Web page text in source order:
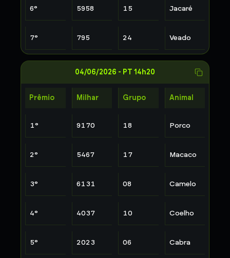
6° 5958 15 Jacaré
7° 795 24 Veado
04/06/2026 - PT 14h20
Prêmio Milhar Grupo Animal
1° 9170 18 Porco
2° 5467 17 Macaco
3° 6131 08 Camelo
4° 4037 10 Coelho
5° 2023 06 Cabra